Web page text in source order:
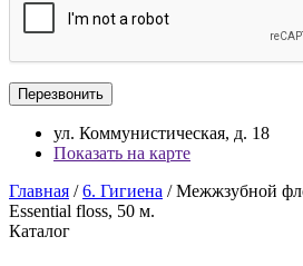
ул. Коммунистическая, д. 18
Показать на карте
Главная /6. Гигиена / Межжзубной
Essential floss, 50 м.
Каталог